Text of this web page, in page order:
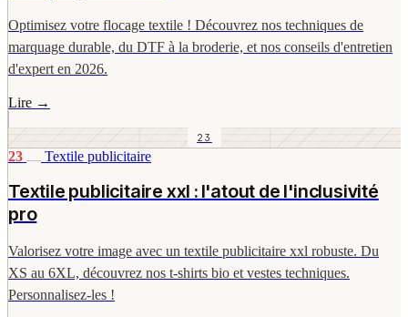
Optimisez votre flocage textile ! Découvrez nos techniques de
marquage durable, du DTF à la broderie, et nos conseils d'entretien
d'expert en 2026.
Lire →
23
23 Textile publicitaire
Textile publicitaire xxl : l'atout de l'inclusivité
pro
Valorisez votre image avec un textile publicitaire xxl robuste. Du
XS au 6XL, découvrez nos t-shirts bio et vestes techniques.
Personnalisez-les !